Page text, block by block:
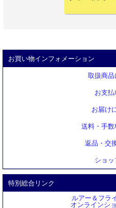
お買い物インフォメーション
取扱商品
お支
お届け
送料・手
返品・交
ショッ
特別総合リンク
ルアー＆フラ
オンラインシ